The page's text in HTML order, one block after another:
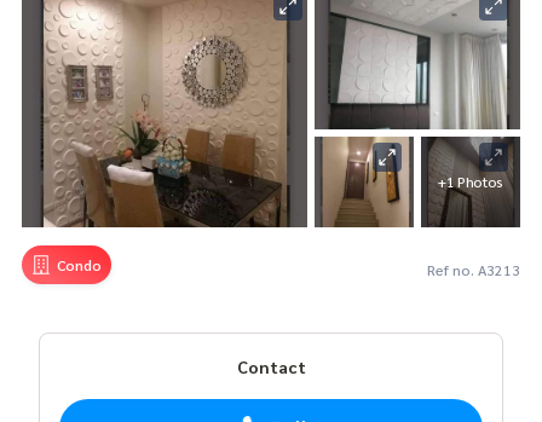
+1 Photos
Condo Ref no. A3213
Contact